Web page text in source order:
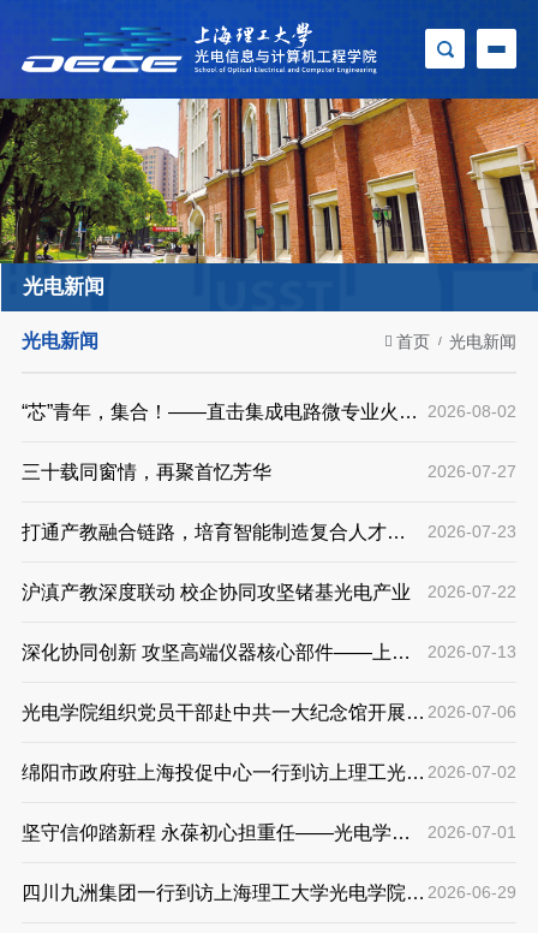
光电新闻
光电新闻 首页 光电新闻
“芯”青年，集合！——直击集成电路微专业火热
2026-08-02
三十载同窗情，再聚首忆芳华 2026-07-27
打通产教融合链路，培育智能制造复合人才
利开班
2026-07-23
沪滇产教深度联动 校企协同攻坚锗基光电产业 2026-07-22
深化协同创新 攻坚高端仪器核心部件——上海
2026-07-13
光电学院组织党员干部赴中共一大纪念馆开展专 2026-07-06
绵阳市政府驻上海投促中心一行到访上理工光电 2026-07-02
坚守信仰踏新程 永葆初心担重任——光电学院
2026-07-01
四川九洲集团一行到访上海理工大学光电学院共 2026-06-29